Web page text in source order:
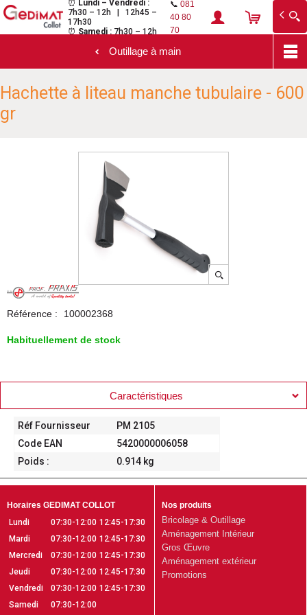
au
contenu
principal
Gedimat Collot
Au cœur de l'ouvrage
⏰ Lundi – Vendredi :
7h30 – 12h | 12h45 –
17h30
⏰ Samedi : 7h30 – 12h
📞081
40 80
70
Outillage à main
Hachette à liteau manche tubulaire - 600
gr
Référence : 100002368
Habituellement de stock
Caractéristiques
Réf Fournisseur
PM 2105
Code EAN
5420000006058
Poids :
0.914 kg
Horaires GEDIMAT COLLOT
Lundi
07:30-12:00 12:45-17:30
Mardi
07:30-12:00 12:45-17:30
Mercredi
07:30-12:00 12:45-17:30
Jeudi
07:30-12:00 12:45-17:30
Vendredi
07:30-12:00 12:45-17:30
Samedi
07:30-12:00
Nos produits
Bricolage & Outillage
Aménagement Intérieur
Gros Œuvre
Aménagement extérieur
Promotions